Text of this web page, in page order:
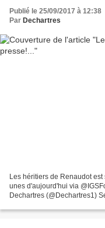
Publié le 25/09/2017 à 12:38
Par Dechartres
Les héritiers de Renaudot
unes d'aujourd'hui via
Dechartres (@Dechartres1)